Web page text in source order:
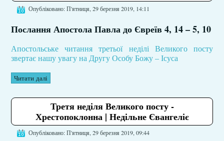
Опубліковано: П'ятниця, 29 березня 2019, 14:11
Послання Апостола Павла до Євреїв 4, 14 – 5, 10
Апостольське читання третьої неділі Великого посту
звертає нашу увагу на Другу Особу Божу – Ісуса
Читати далі
Третя неділя Великого посту -
Хрестопоклонна | Недільне Євангеліє
Опубліковано: П'ятниця, 29 березня 2019, 09:44